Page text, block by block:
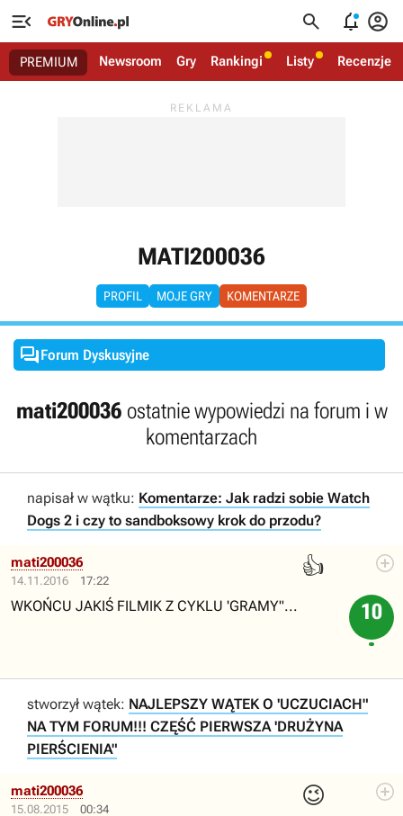
   
PREMIUM Newsroom Gry Rankingi Listy Recenzje
MATI200036
PROFIL MOJE GRY KOMENTARZE
Forum Dyskusyjne
mati200036 ostatnie wypowiedzi na forum i w
komentarzach
napisał w wątku: Komentarze: Jak radzi sobie Watch
Dogs 2 i czy to sandboksowy krok do przodu?
14.11.2016 17:22
👍
mati200036
10
WKOŃCU JAKIŚ FILMIK Z CYKLU 'GRAMY"...
stworzył wątek: NAJLEPSZY WĄTEK O 'UCZUCIACH"
NA TYM FORUM!!! CZĘŚĆ PIERWSZA 'DRUŻYNA
PIERŚCIENIA"
15.08.2015 00:34
😉
mati200036